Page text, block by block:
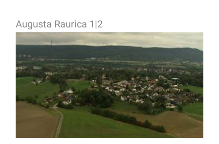
Augusta Raurica 1|2